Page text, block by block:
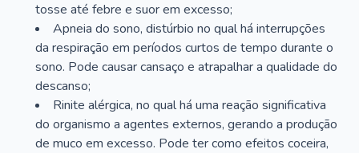
tosse até febre e suor em excesso;
Apneia do sono, distúrbio no qual há interrupções
da respiração em períodos curtos de tempo durante o
sono. Pode causar cansaço e atrapalhar a qualidade do
descanso;
Rinite alérgica, no qual há uma reação significativa
do organismo a agentes externos, gerando a produção
de muco em excesso. Pode ter como efeitos coceira,